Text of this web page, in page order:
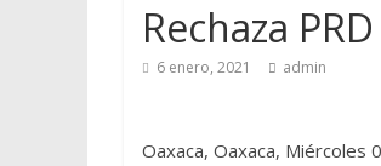
Rechaza
6 enero, 2021 admin
Oaxaca, Oaxaca, Miércoles